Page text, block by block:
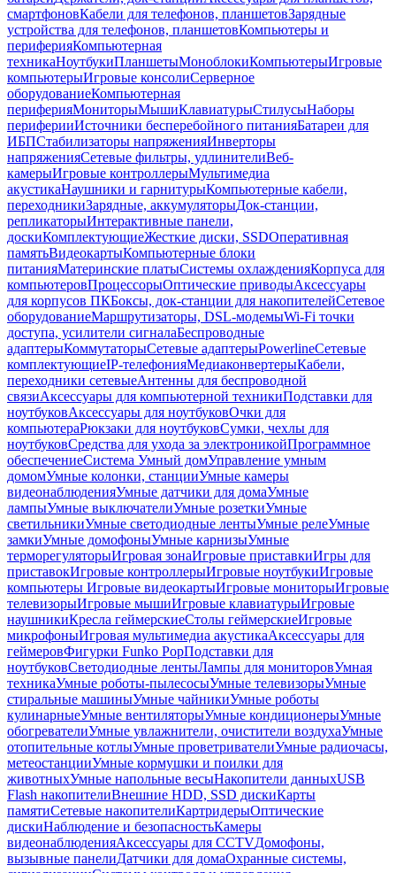
смартфоновКабели для телефонов, планшетовЗарядные
устройства для телефонов, планшетовКомпьютеры и
периферияКомпьютерная
техникаНоутбукиПланшетыМоноблокиКомпьютерыИгровые
компьютерыИгровые консолиСерверное
оборудованиеКомпьютерная
периферияМониторыМышиКлавиатурыСтилусыНаборы
периферииИсточники бесперебойного питанияБатареи для
ИБПСтабилизаторы напряженияИнверторы
напряженияСетевые фильтры, удлинителиВеб-
камерыИгровые контроллерыМультимедиа
акустикаНаушники и гарнитурыКомпьютерные кабели,
переходникиЗарядные, аккумуляторыДок-станции,
репликаторыИнтерактивные панели,
доскиКомплектующиеЖесткие диски, SSDОперативная
памятьВидеокартыКомпьютерные блоки
питанияМатеринские платыСистемы охлажденияКорпуса для
компьютеровПроцессорыОптические приводыАксессуары
для корпусов ПКБоксы, док-станции для накопителейСетевое
оборудованиеМаршрутизаторы, DSL-модемыWi-Fi точки
доступа, усилители сигналаБеспроводные
адаптерыКоммутаторыСетевые адаптерыPowerlineСетевые
комплектующиеIP-телефонияМедиаконвертерыКабели,
переходники сетевыеАнтенны для беспроводной
связиАксессуары для компьютерной техникиПодставки для
ноутбуковАксессуары для ноутбуковОчки для
компьютераРюкзаки для ноутбуковСумки, чехлы для
ноутбуковСредства для ухода за электроникойПрограммное
обеспечениеСистема Умный домУправление умным
домомУмные колонки, станцииУмные камеры
видеонаблюденияУмные датчики для домаУмные
лампыУмные выключателиУмные розеткиУмные
светильникиУмные светодиодные лентыУмные релеУмные
замкиУмные домофоныУмные карнизыУмные
терморегуляторыИгровая зонаИгровые приставкиИгры для
приставокИгровые контроллерыИгровые ноутбукиИгровые
компьютеры Игровые видеокартыИгровые мониторыИгровые
телевизорыИгровые мышиИгровые клавиатурыИгровые
наушникиКресла геймерскиеСтолы геймерскиеИгровые
микрофоныИгровая мультимедиа акустикаАксессуары для
геймеровФигурки Funko PopПодставки для
ноутбуковСветодиодные лентыЛампы для мониторовУмная
техникаУмные роботы-пылесосыУмные телевизорыУмные
стиральные машиныУмные чайникиУмные роботы
кулинарныеУмные вентиляторыУмные кондиционерыУмные
обогревателиУмные увлажнители, очистители воздухаУмные
отопительные котлыУмные проветривателиУмные радиочасы,
метеостанцииУмные кормушки и поилки для
животныхУмные напольные весыНакопители данныхUSB
Flash накопителиВнешние HDD, SSD дискиКарты
памятиСетевые накопителиКартридерыОптические
дискиНаблюдение и безопасностьКамеры
видеонаблюденияАксессуары для CCTVДомофоны,
вызывные панелиДатчики для домаОхранные системы,